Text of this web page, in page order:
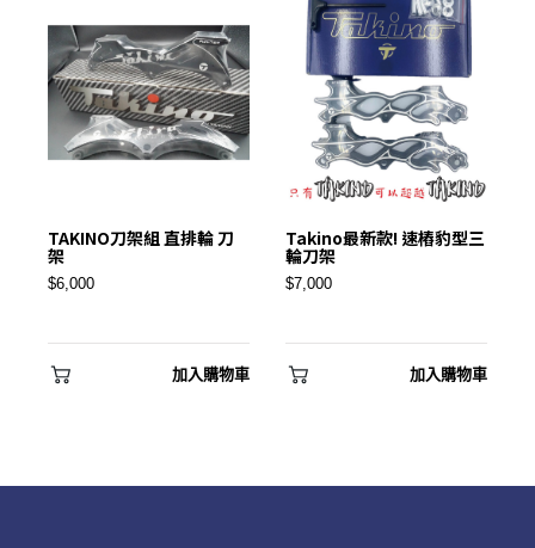
會員登入
TAKINO刀架組 直排輪 刀
架
$6,000
加入購物車
Takino最新款! 速樁豹型三
輪刀架
$7,000
加入購物車